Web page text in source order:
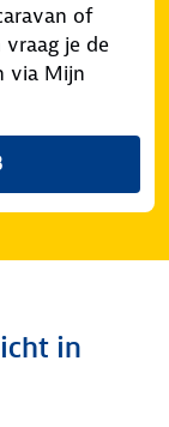
of
vraag je de
via Mijn
in